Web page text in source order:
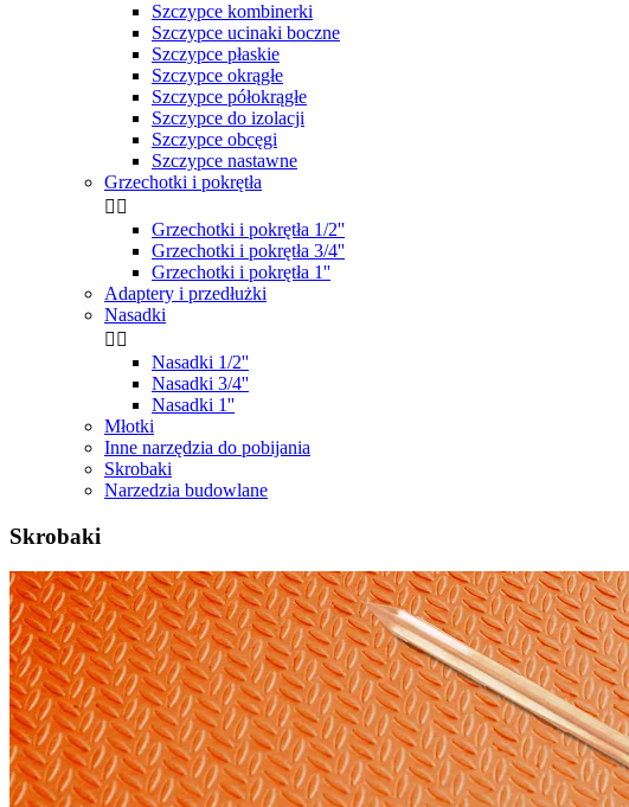
Szczypce kombinerki
Szczypce ucinaki boczne
Szczypce płaskie
Szczypce okrągłe
Szczypce półokrągłe
Szczypce do izolacji
Szczypce obcęgi
Szczypce nastawne
Grzechotki i pokrętła
 
Grzechotki i pokrętła 1/2''
Grzechotki i pokrętła 3/4''
Grzechotki i pokrętła 1''
Adaptery i przedłużki
Nasadki
 
Nasadki 1/2''
Nasadki 3/4''
Nasadki 1''
Młotki
Inne narzędzia do pobijania
Skrobaki
Narzedzia budowlane
Skrobaki